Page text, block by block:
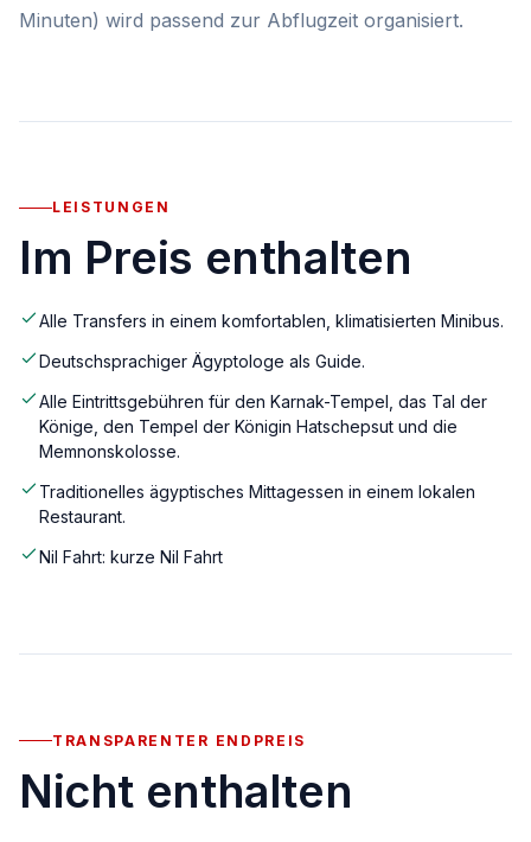
Minuten) wird passend zur Abflugzeit organisiert.
LEISTUNGEN
Im Preis enthalten
Alle Transfers in einem komfortablen, klimatisierten Minibus.
Deutschsprachiger Ägyptologe als Guide.
Alle Eintrittsgebühren für den Karnak-Tempel, das Tal der
Könige, den Tempel der Königin Hatschepsut und die
Memnonskolosse.
Traditionelles ägyptisches Mittagessen in einem lokalen
Restaurant.
Nil Fahrt: kurze Nil Fahrt
TRANSPARENTER ENDPREIS
Nicht enthalten